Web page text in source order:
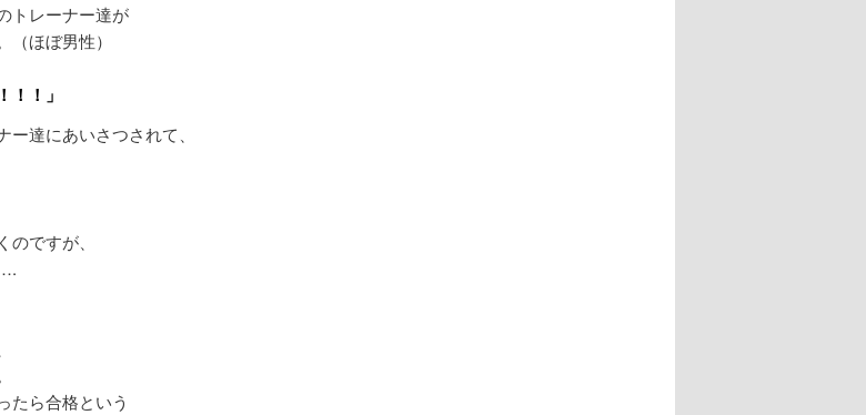
トレーナー達が
ほぼ男性）
！！」
達にあいさつされて、
ですが、
たら合格という